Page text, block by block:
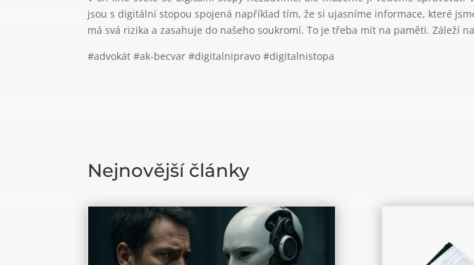
jsou s digitální stopou spojená například tím, že si ujasníme informace, které
má svá rizika a zasahuje do našeho soukromí. To je třeba mít na paměti. Záleží
#advokát #ak-becvar #digitalnipravo #digitalnistopa
Nejnovější články